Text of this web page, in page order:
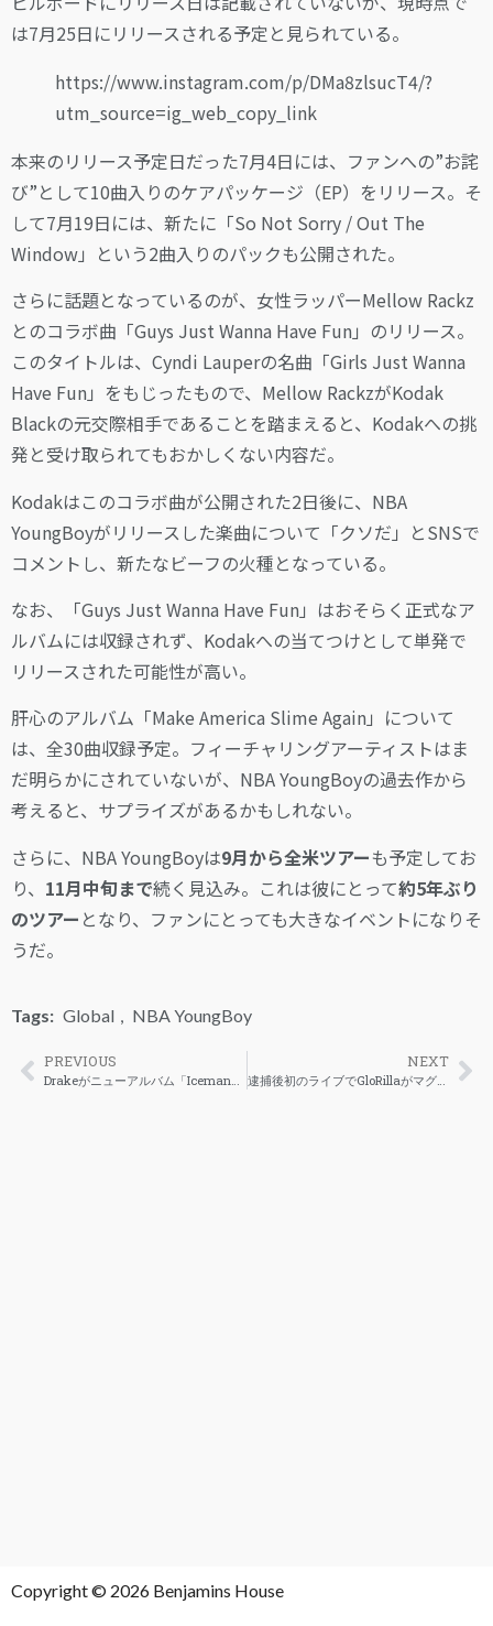
は7月25日にリリースされる予定と見られている。
https://www.instagram.com/p/DMa8zlsucT4/?
utm_source=ig_web_copy_link
本来のリリース予定日だった7月4日には、ファンへの”お詫
び”として10曲入りのケアパッケージ（EP）をリリース。そ
して7月19日には、新たに「So Not Sorry / Out The
Window」という2曲入りのパックも公開された。
さらに話題となっているのが、女性ラッパーMellow Rackz
とのコラボ曲「Guys Just Wanna Have Fun」のリリース。
このタイトルは、Cyndi Lauperの名曲「Girls Just Wanna
Have Fun」をもじったもので、Mellow RackzがKodak
Blackの元交際相手であることを踏まえると、Kodakへの挑
発と受け取られてもおかしくない内容だ。
Kodakはこのコラボ曲が公開された2日後に、NBA
YoungBoyがリリースした楽曲について「クソだ」とSNSで
コメントし、新たなビーフの火種となっている。
なお、「Guys Just Wanna Have Fun」はおそらく正式なア
ルバムには収録されず、Kodakへの当てつけとして単発で
リリースされた可能性が高い。
肝心のアルバム「Make America Slime Again」について
は、全30曲収録予定。フィーチャリングアーティストはま
だ明らかにされていないが、NBA YoungBoyの過去作から
考えると、サプライズがあるかもしれない。
さらに、NBA YoungBoyは9月から全米ツアーも予定してお
り、 11月中旬まで続く見込み。これは彼にとって約5年ぶり
のツアー となり、ファンにとっても大きなイベントになりそ
うだ。
Tags: Global , NBA YoungBoy
PREVIOUS
Drakeがニューアルバム「Iceman」のリリースを引き続き予告
NEXT
逮捕後初のライブでGloRillaがマグショットグッズを発売
Copyright © 2026 Benjamins House